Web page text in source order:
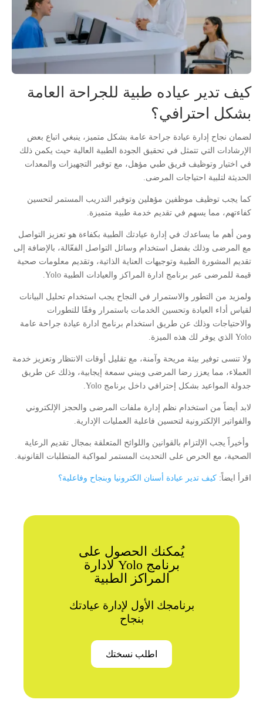
كيف تدير عياده طبية للجراحة العامة
بشكل احترافي؟
لضمان نجاح إدارة عيادة جراحة عامة بشكل متميز، ينبغي اتباع بعض
الإرشادات التي تتمثل في تحقيق الجودة الطبية العالية حيث يكمن ذلك
في اختيار وتوظيف فريق طبي مؤهل، مع توفير التجهيزات والمعدات
الحديثة لتلبية احتياجات المرضى.
كما يجب توظيف موظفين مؤهلين وتوفير التدريب المستمر لتحسين
كفاءتهم، مما يسهم في تقديم خدمة طبية متميزة.
ومن أهم ما يساعدك في إدارة عيادتك الطبية بكفاءة هو تعزيز التواصل
مع المرضى وذلك بفضل استخدام وسائل التواصل الفعّالة، بالإضافة إلى
تقديم المشورة الطبية وتوجيهات العناية الذاتية، وتقديم معلومات صحية
قيمة للمرضى عبر برنامج ادارة المراكز والعيادات الطبية Yolo.
ولمزيد من التطور والاستمرار في النجاح يجب استخدام تحليل البيانات
لقياس أداء العيادة وتحسين الخدمات باستمرار وفقًا للتطورات
والاحتياجات وذلك عن طريق استخدام برنامج ادارة عيادة جراحة عامة
Yolo الذي يوفر لك هذه الميزة.
ولا تنسى توفير بيئة مريحة وآمنة، مع تقليل أوقات الانتظار وتعزيز خدمة
العملاء، مما يعزز رضا المرضى ويبني سمعة إيجابية، وذلك عن طريق
جدولة المواعيد بشكل إحترافي داخل برنامج Yolo.
لابد أيضاً من استخدام نظم إدارة ملفات المرضى والحجز الإلكتروني
والفواتير الإلكترونية لتحسين فاعلية العمليات الإدارية.
وأخيراً يجب الإلتزام بالقوانين واللوائح المتعلقة بمجال تقديم الرعاية
الصحية، مع الحرص على التحديث المستمر لمواكبة المتطلبات القانونية.
اقرأ ايضاً: كيف تدير عيادة أسنان الكترونيا وبنجاح وفاعلية؟
يُمكنك الحصول على
برنامج Yolo لادارة
المراكز الطبية
برنامجك الأول لإدارة عيادتك
بنجاح
اطلب نسختك